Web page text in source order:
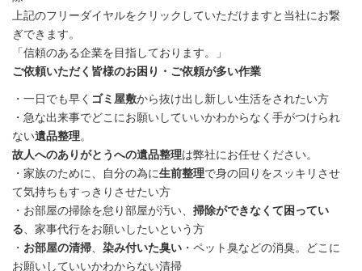
上記のフリーダイヤルをクリックしていただけますと当社にお繋
ぎできます。
「信頼のある企業を目指しております。」
ご依頼いただく皆様のお困り・ご依頼が多い作業
・一日でも早く ゴミ屋敷から抜け出し新しい生活をされたい方
・急な出来事でどこにお願いしていいかわからなく手がつけられ
ない遺品整理。
故人へのありがとうへの遺品整理は弊社にお任せください。
・家族のために、自分の為に生前整理で身の回りをスッキリさせ
て気持ちもすっきりさせたい方
・お部屋の掃除を怠り部屋が汚い、 掃除ができなくて困ってい
る、家事代行をお願いしたいという方
・ お部屋の清掃、 染み付いた臭い ・ペット臭などの消臭。どこに
お願いしていいかわからない清掃